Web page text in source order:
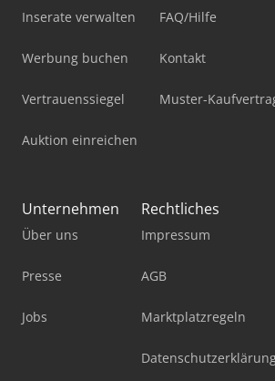
Inserate verwalten
Werbung buchen
Vertrauenssiegel
Auktion einreichen
FAQ/Hilfe
Kontakt
Muster-
Unternehmen
Über uns
Presse
Jobs
Rechtliches
Impressum
AGB
Marktplatzregeln